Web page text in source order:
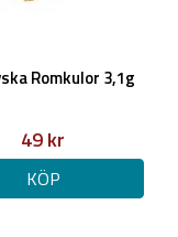
Romkulor 3,1g
49 kr
KÖP